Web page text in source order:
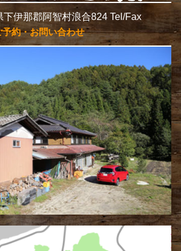
下伊那郡阿智村浪合824 Tel/Fax
予約・お問い合わせ